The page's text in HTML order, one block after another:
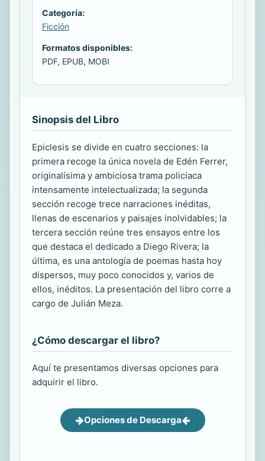
Categoría:
Ficción
Formatos disponibles:
PDF, EPUB, MOBI
Sinopsis del Libro
Epiclesis se divide en cuatro secciones: la
primera recoge la única novela de Edén Ferrer,
originalísima y ambiciosa trama policiaca
intensamente intelectualizada; la segunda
sección recoge trece narraciones inéditas,
llenas de escenarios y paisajes inolvidables; la
tercera sección reúne tres ensayos entre los
que destaca el dedicado a Diego Rivera; la
última, es una antología de poemas hasta hoy
dispersos, muy poco conocidos y, varios de
ellos, inéditos. La presentación del libro corre a
cargo de Julián Meza.
¿Cómo descargar el libro?
Aquí te presentamos diversas opciones para
adquirir el libro.
Opciones de Descarga